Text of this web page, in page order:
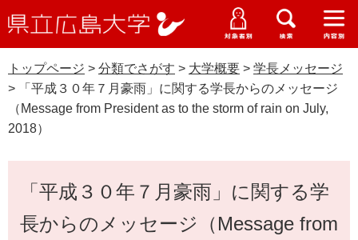
ー
ジ
先
で
ニ
ュ
を
ば
ニ
ュ
ー
ニ
ュ
ー
ニ
ー
立
大
学
受験生の皆さま
在学生の皆さま
地域・企業の皆さま
受験生特設サイト
WEB版大学案内
資料請求
Languages
大学概要
学部・大学院・専攻科
学生生活・就職支援
研究・地域連携・国際交流
トップページ > 分類でさがす > 大学概要 > 学長メッセージ
>
「平成３０年７月豪雨」に関する学長からのメッセージ
（Message from President as to the storm of rain on July,
2018）
「平成３０年７月豪雨」に関する学
長からのメッセージ（Message from